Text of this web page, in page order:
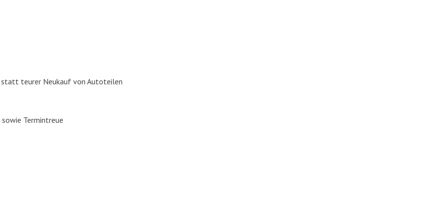
statt teu­rer Neu­kauf von Auto­tei­len
Ter­min­treue
Auto­glas Repa­ra­tur / Aus­tausch und Fahr­zeug­la­ckie­rung in Pul­heim. Mit hoch­wer­ti­gem Auto­ser­vice zu fai­ren Prei­sen
aus einer Hand. Wir freu­en uns auf Ihren